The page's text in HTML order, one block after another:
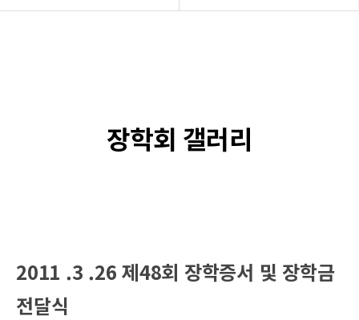
장학회 갤러리
2011 .3 .26 제48회 장학증서 및 장학금
전달식